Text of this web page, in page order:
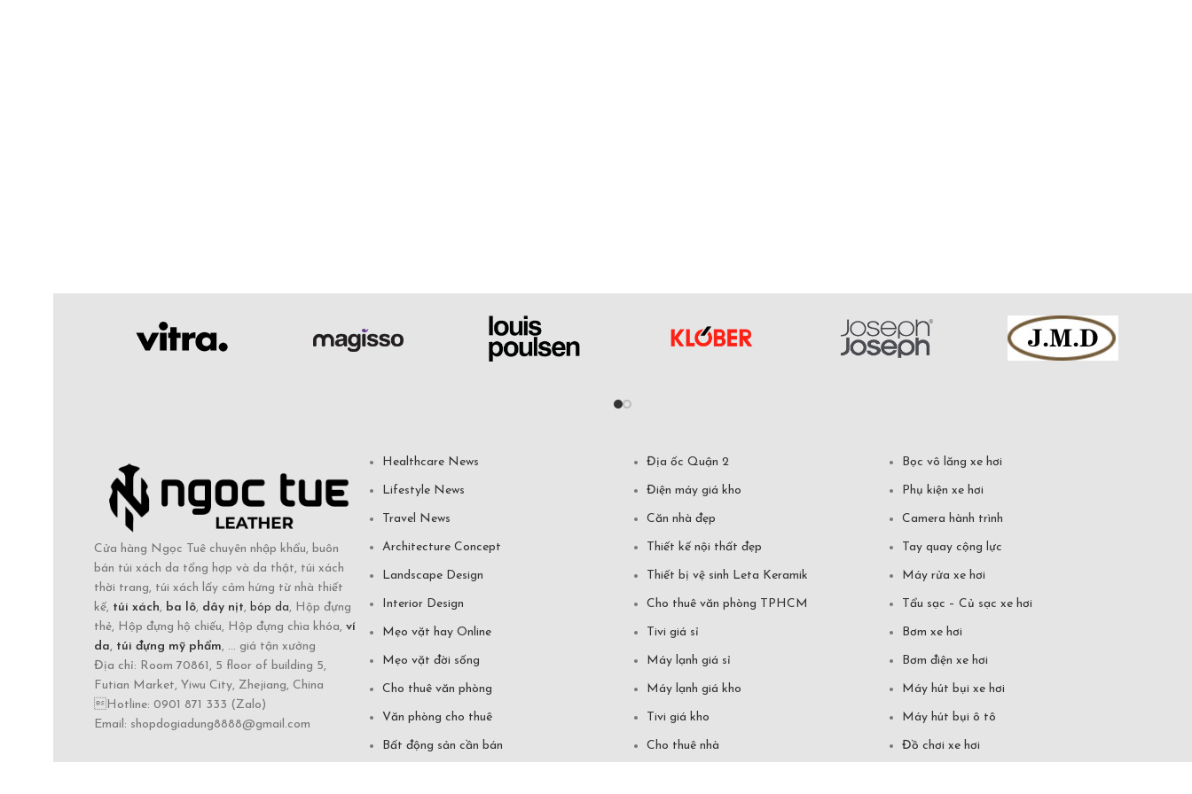
Cửa hàng Ngọc Tuê chuyên nhập khẩu, buôn
bán túi xách da tổng hợp và da thật, túi xách
thời trang, túi xách lấy cảm hứng từ nhà thiết
kế, túi xách, ba lô, dây nịt, bóp da, Hộp đựng
thẻ, Hộp đựng hộ chiếu, Hộp đựng chìa khóa, ví
da, túi đựng mỹ phẩm, ... giá tận xưởng
Địa chỉ: Room 70861, 5 floor of building 5,
Futian Market, Yiwu City, Zhejiang, China
Hotline: 0901 871 333 (Zalo)
Email: shopdogiadung8888@gmail.com
Healthcare News
Lifestyle News
Travel News
Architecture Concept
Landscape Design
Interior Design
Mẹo vặt hay Online
Mẹo vặt đời sống
Cho thuê văn phòng
Văn phòng cho thuê
Bất động sản cần bán
Địa ốc Quận 2
Điện máy giá kho
Căn nhà đẹp
Thiết kế nội thất đẹp
Thiết bị vệ sinh Leta Keramik
Cho thuê văn phòng TPHCM
Tivi giá sỉ
Máy lạnh giá sỉ
Máy lạnh giá kho
Tivi giá kho
Cho thuê nhà
Bọc vô lăng xe hơi
Phụ kiện xe hơi
Camera hành trình
Tay quay cộng lực
Máy rửa xe hơi
Tẩu sạc – Củ sạc xe hơi
Bơm xe hơi
Bơm điện xe hơi
Máy hút bụi xe hơi
Máy hút bụi ô tô
Đồ chơi xe hơi